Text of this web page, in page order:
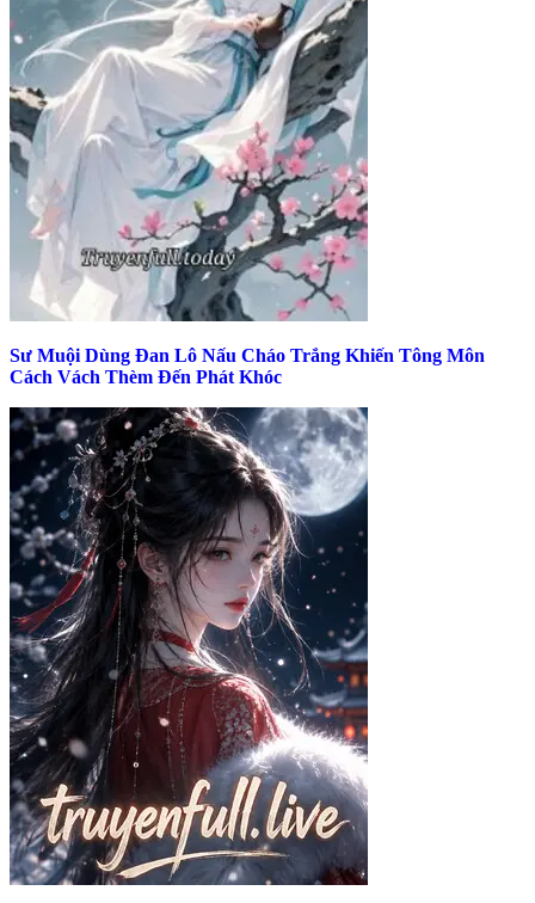
Sư Muội Dùng Đan Lô Nấu Cháo Trắng Khiến Tông Môn
Cách Vách Thèm Đến Phát Khóc